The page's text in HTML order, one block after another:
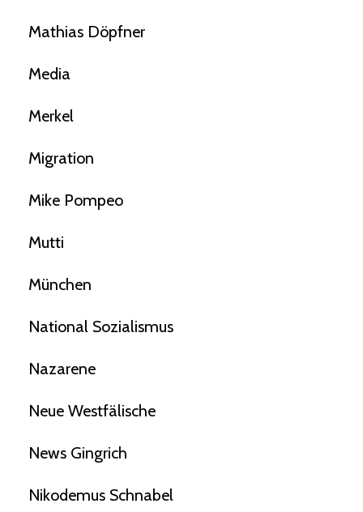
Mathias Döpfner
Media
Merkel
Migration
Mike Pompeo
Mutti
München
National Sozialismus
Nazarene
Neue Westfälische
News Gingrich
Nikodemus Schnabel